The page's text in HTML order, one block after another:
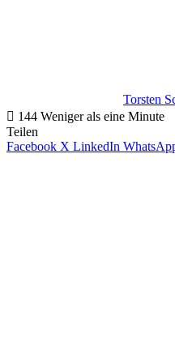
Torsten
144 Weniger als eine Minute
Teilen
Facebook X LinkedIn